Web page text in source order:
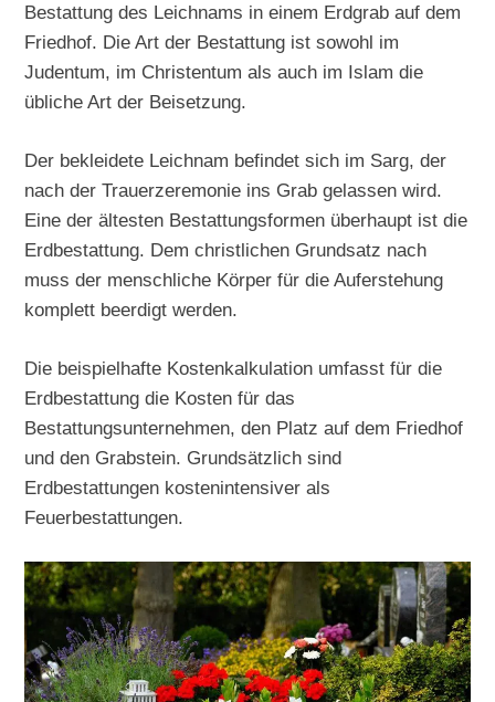
Bestattung des Leichnams in einem Erdgrab auf dem
Friedhof. Die Art der Bestattung ist sowohl im
Judentum, im Christentum als auch im Islam die
übliche Art der Beisetzung.
Der bekleidete Leichnam befindet sich im Sarg, der
nach der Trauerzeremonie ins Grab gelassen wird.
Eine der ältesten Bestattungsformen überhaupt ist die
Erdbestattung. Dem christlichen Grundsatz nach
muss der menschliche Körper für die Auferstehung
komplett beerdigt werden.
Die beispielhafte Kostenkalkulation umfasst für die
Erdbestattung die Kosten für das
Bestattungsunternehmen, den Platz auf dem Friedhof
und den Grabstein. Grundsätzlich sind
Erdbestattungen kostenintensiver als
Feuerbestattungen.